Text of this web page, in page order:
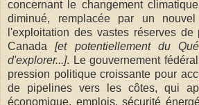
concernant le changement
diminué, remplacée par un nouvel
l'exploitation des vastes réserves
Canada[et potentiellement du
d'explorer...]. Le gouvernement
pression politique croissante pour
de pipelines vers les côtes, qui
économique, emplois, sécurité